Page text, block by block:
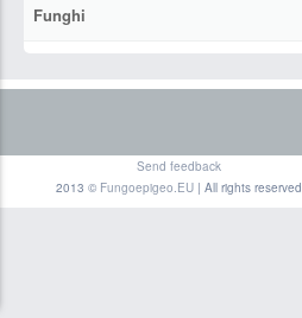
Funghi
Send feedback
2013 © Fungoepigeo.EU| All rights reserved